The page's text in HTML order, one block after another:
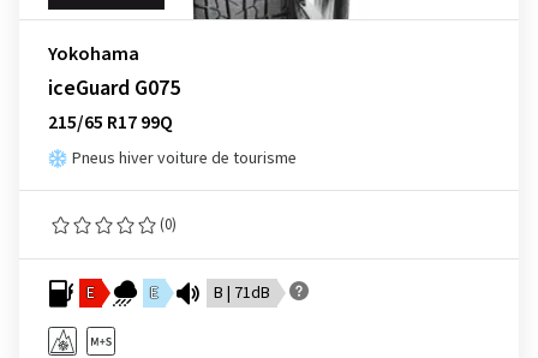
Yokohama
iceGuard G075
215/65 R17 99Q
Pneus hiver voiture de tourisme
(0)
E E B | 71dB